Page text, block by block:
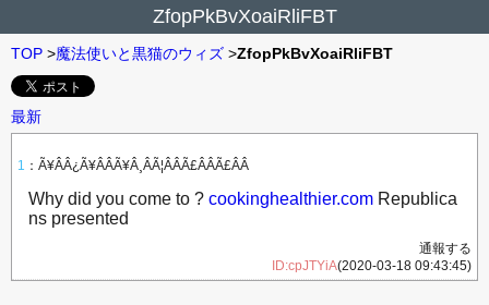
ZfopPkBvXoaiRliFBT
TOP >魔法使いと黒猫のウィズ >ZfopPkBvXoaiRliFBT
最新
1 ： Ã¥ÂÂ¿Ã¥ÂÂÃ¥Â¸ÂÃ¦ÂÂÃ£ÂÂÃ£ÂÂ
Why did you come to ? cookinghealthier.com Republica
ns presented
通報する
ID:cpJTYiA(2020-03-18 09:43:45)